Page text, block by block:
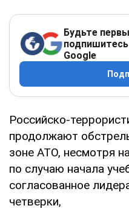
Будьте
подпишитесь
Google
Российско-
продолжают
зоне АТО, несмотря
по случаю начала
согласованное
четверки,